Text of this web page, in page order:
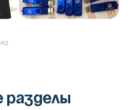
разделы